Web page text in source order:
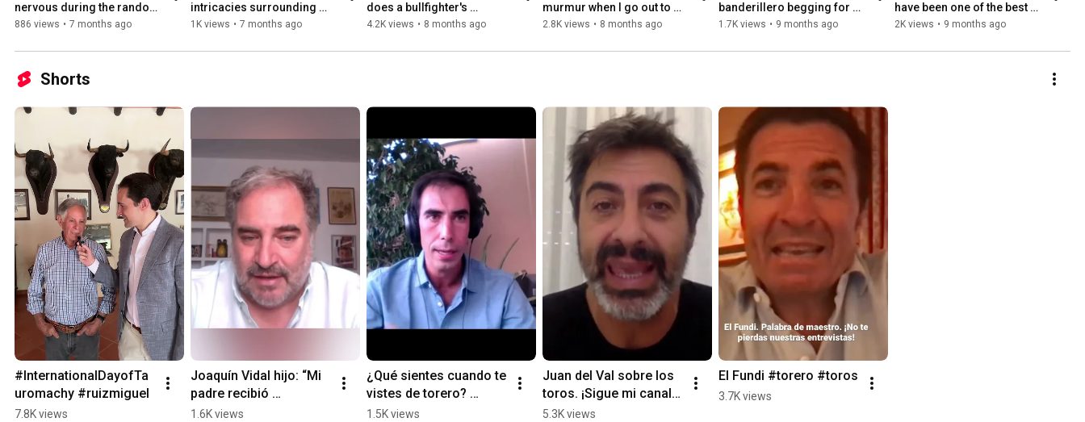
nervous during the random
draws for horn analysis."
886 views • 7 months ago
intricacies surrounding
bullfighting and some of its
1K views • 7 months ago
does a bullfighter's
assistant earn? Do you think
4.2K views • 8 months ago
murmur when I go out to
place the banderillas. And I
2.8K views • 8 months ago
banderillero begging for
ears is the saddest thing
1.7K views • 9 months ago
have been one of the best
mule riders in history."
2K views • 9 months ago
Shorts
#InternationalDayofTa
uromachy #ruizmiguel
7.8K views
Joaquín Vidal hijo: “Mi
padre recibió
amenazas de muerte y
1.6K views
¿Qué sientes cuando te
vistes de torero?
#Fortes #tauromaquia
1.5K views
Juan del Val sobre los
toros. ¡Sigue mi canal
taurino!
5.3K views
El Fundi #torero #toros
3.7K views